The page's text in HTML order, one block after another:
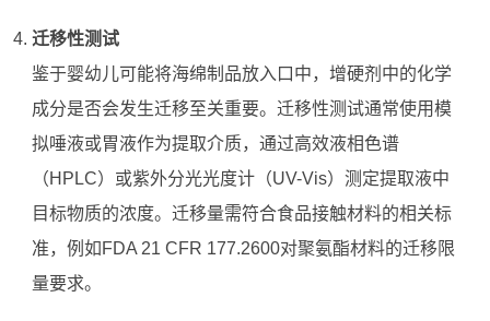
迁移性测试
鉴于婴幼儿可能将海绵制品放入口中，增硬剂中的化学
成分是否会发生迁移至关重要。迁移性测试通常使用模
拟唾液或胃液作为提取介质，通过高效液相色谱
（HPLC）或紫外分光光度计（UV-Vis）测定提取液中
目标物质的浓度。迁移量需符合食品接触材料的相关标
准，例如FDA 21 CFR 177.2600对聚氨酯材料的迁移限
量要求。